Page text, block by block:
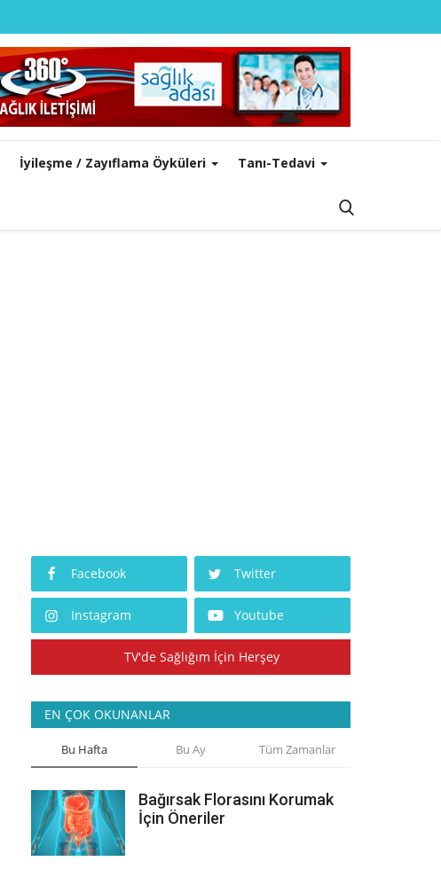
İyileşme / Zayıflama Öyküleri Tanı-Tedavi
Facebook Twitter
Instagram Youtube
TV'de Sağlığım İçin Herşey
EN ÇOK OKUNANLAR
Bu Hafta Bu Ay Tüm Zamanlar
Bağırsak Florasını Korumak
İçin Öneriler